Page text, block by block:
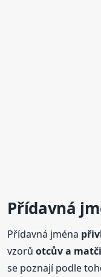
Přídavná
Přídavná jména
vzorůotcův a
se poznají podle